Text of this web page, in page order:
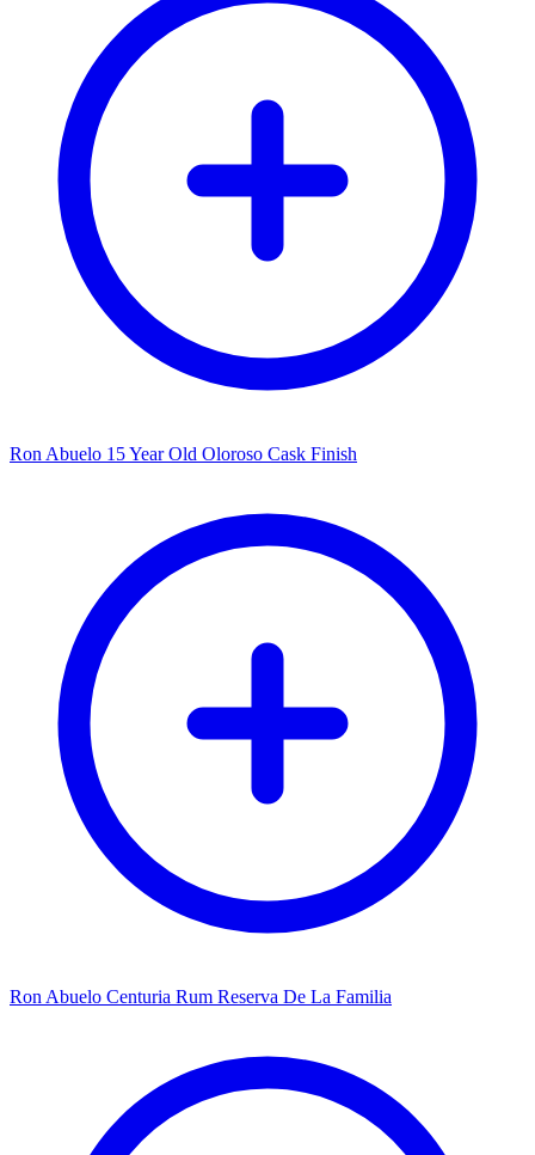
Ron Abuelo 15 Year Old Oloroso Cask Finish
Ron Abuelo Centuria Rum Reserva De La Familia